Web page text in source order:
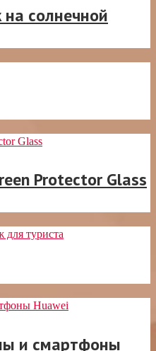
солнечной
Protector Glass
и смартфоны